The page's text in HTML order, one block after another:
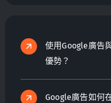
使用Google廣告
優勢？
Google廣告如何